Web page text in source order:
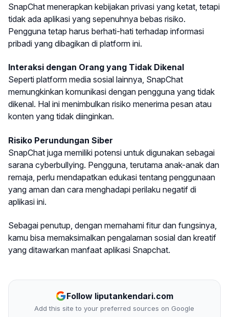
SnapChat menerapkan kebijakan privasi yang ketat, tetapi
tidak ada aplikasi yang sepenuhnya bebas risiko.
Pengguna tetap harus berhati-hati terhadap informasi
pribadi yang dibagikan di platform ini.
Interaksi dengan Orang yang Tidak Dikenal
Seperti platform media sosial lainnya, SnapChat
memungkinkan komunikasi dengan pengguna yang tidak
dikenal. Hal ini menimbulkan risiko menerima pesan atau
konten yang tidak diinginkan.
Risiko Perundungan Siber
SnapChat juga memiliki potensi untuk digunakan sebagai
sarana cyberbullying. Pengguna, terutama anak-anak dan
remaja, perlu mendapatkan edukasi tentang penggunaan
yang aman dan cara menghadapi perilaku negatif di
aplikasi ini.
Sebagai penutup, dengan memahami fitur dan fungsinya,
kamu bisa memaksimalkan pengalaman sosial dan kreatif
yang ditawarkan manfaat aplikasi Snapchat.
Follow liputankendari.com
Add this site to your preferred sources on Google